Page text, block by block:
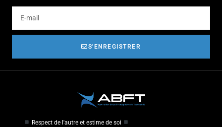
S'ENREGISTRER
Respect de l'autre et estime de soi